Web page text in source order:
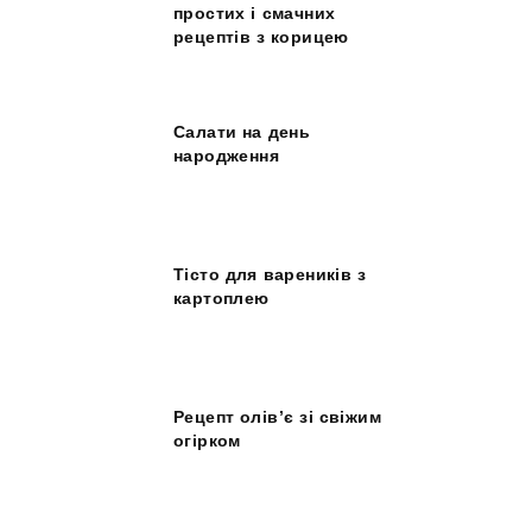
простих і смачних
рецептів з корицею
Салати на день
народження
Тісто для вареників з
картоплею
Рецепт олів’є зі свіжим
огірком